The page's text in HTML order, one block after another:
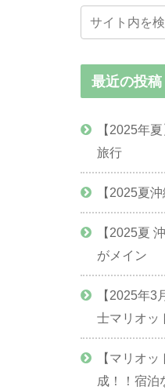
最近の投稿
【2025年
旅行
【2025夏
【2025夏
がメイン
【2025年
士マリオッ
【マリオ
成！！宿泊